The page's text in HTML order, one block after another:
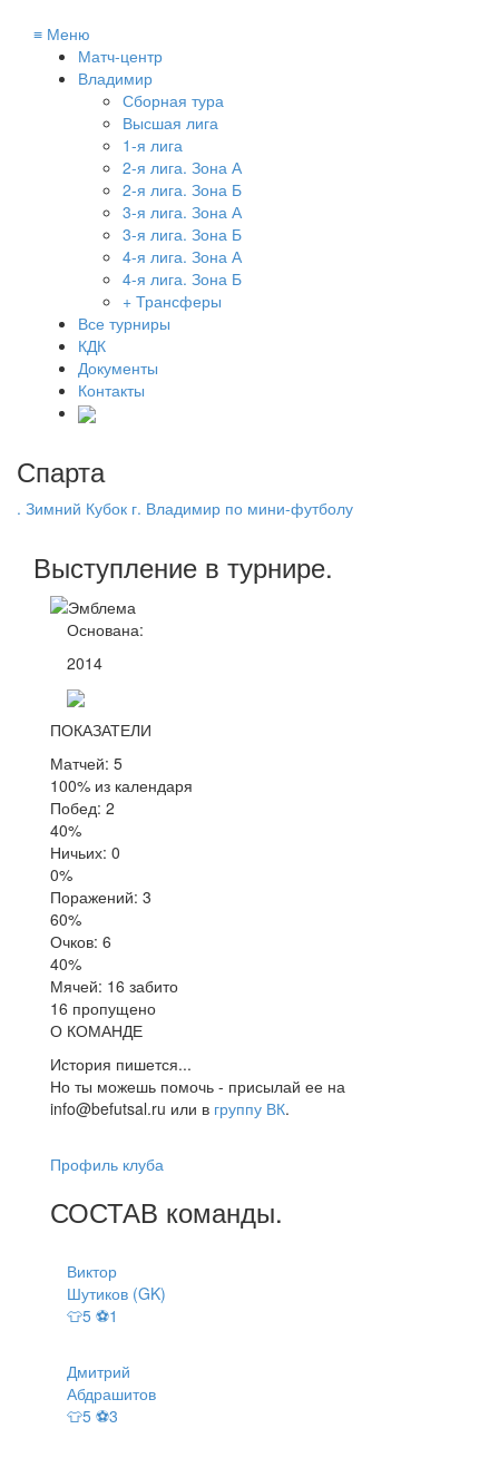
≡ Меню
Матч-центр
Владимир
Сборная тура
Высшая лига
1-я лига
2-я лига. Зона А
2-я лига. Зона Б
3-я лига. Зона А
3-я лига. Зона Б
4-я лига. Зона А
4-я лига. Зона Б
+ Трансферы
Все турниры
КДК
Документы
Контакты
Спарта
. Зимний Кубок г. Владимир по мини-футболу
Выступление в турнире.
Основана:
2014
ПОКАЗАТЕЛИ
Матчей: 5
100% из календаря
Побед: 2
40%
Ничьих: 0
0%
Поражений: 3
60%
Очков: 6
40%
Мячей: 16 забито
16 пропущено
О КОМАНДЕ
История пишется...
Но ты можешь помочь - присылай ее на
info@befutsal.ru или в группу ВК.
Профиль клуба
СОСТАВ команды.
Виктор
Шутиков (GK)
👕5 ⚽1
Дмитрий
Абдрашитов
👕5 ⚽3